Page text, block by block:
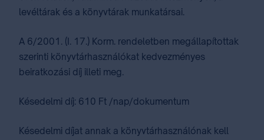
levéltárak és a könyvtárak munkatársai.
A 6/2001. (I. 17.) Korm. rendeletben megállapítottak
szerinti könyvtárhasználókat kedvezményes
beiratkozási díj illeti meg.
Késedelmi díj: 610 Ft /nap/dokumentum
Késedelmi díjat annak a könyvtárhasználónak kell